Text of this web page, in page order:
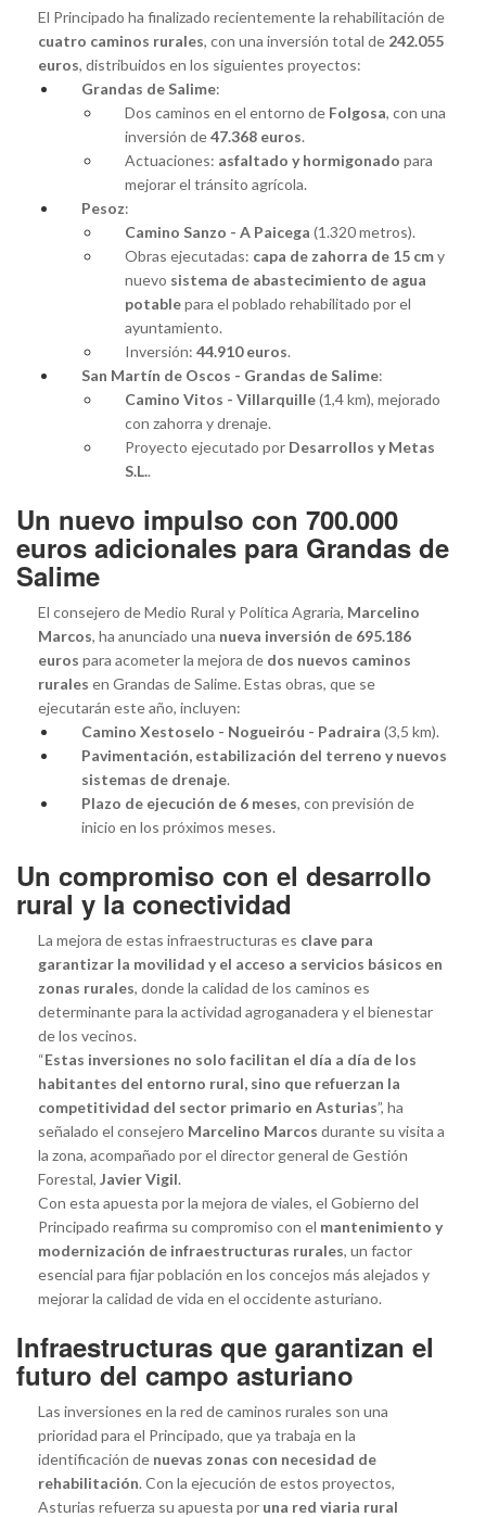
El Principado ha finalizado recientemente la rehabilitación de
cuatro caminos rurales, con una inversión total de 242.055
euros, distribuidos en los siguientes proyectos:
Grandas de Salime:
Dos caminos en el entorno de Folgosa, con una
inversión de47.368 euros.
Actuaciones: asfaltado y hormigonado para
mejorar el tránsito agrícola.
Pesoz:
Camino Sanzo - A Paicega (1.320 metros).
Obras ejecutadas: capa de zahorra de 15 cmy
nuevo sistema de abastecimiento de agua
potablepara el poblado rehabilitado por el
ayuntamiento.
Inversión: 44.910 euros.
San Martín de Oscos - Grandas de Salime:
Camino Vitos - Villarquille(1,4 km), mejorado
con zahorra y drenaje.
Proyecto ejecutado por Desarrollos y Metas
S.L..
Un nuevo impulso con 700.000
euros adicionales para Grandas de
Salime
El consejero de Medio Rural y Política Agraria, Marcelino
Marcos, ha anunciado una nueva inversión de 695.186
euros para acometer la mejora de dos nuevos caminos
rurales en Grandas de Salime. Estas obras, que se
ejecutarán este año, incluyen:
Camino Xestoselo - Nogueiróu - Padraira (3,5 km).
Pavimentación, estabilización del terreno y nuevos
sistemas de drenaje.
Plazo de ejecución de 6 meses, con previsión de
inicio en los próximos meses.
Un compromiso con el desarrollo
rural y la conectividad
La mejora de estas infraestructuras es clave para
garantizar la movilidad y el acceso a servicios básicos en
zonas rurales, donde la calidad de los caminos es
determinante para la actividad agroganadera y el bienestar
de los vecinos.
“Estas inversiones no solo facilitan el día a día de los
habitantes del entorno rural, sino que refuerzan la
competitividad del sector primario en Asturias”, ha
señalado el consejero Marcelino Marcos durante su visita a
la zona, acompañado por el director general de Gestión
Forestal, Javier Vigil.
Con esta apuesta por la mejora de viales, el Gobierno del
Principado reafirma su compromiso con el mantenimiento y
modernización de infraestructuras rurales, un factor
esencial para fijar población en los concejos más alejados y
mejorar la calidad de vida en el occidente asturiano.
Infraestructuras que garantizan el
futuro del campo asturiano
Las inversiones en la red de caminos rurales son una
prioridad para el Principado, que ya trabaja en la
identificación de nuevas zonas con necesidad de
rehabilitación. Con la ejecución de estos proyectos,
Asturias refuerza su apuesta por una red viaria rural